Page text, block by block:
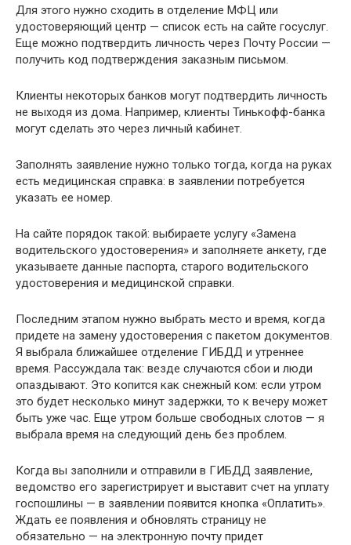
Для этого нужно сходить в отделение МФЦ или
удостоверяющий центр — список есть на сайте госуслуг.
Еще можно подтвердить личность через Почту России —
получить код подтверждения заказным письмом.
Клиенты некоторых банков могут подтвердить личность
не выходя из дома. Например, клиенты Тинькофф-банка
могут сделать это через личный кабинет.
Заполнять заявление нужно только тогда, когда на руках
есть медицинская справка: в заявлении потребуется
указать ее номер.
На сайте порядок такой: выбираете услугу «Замена
водительского удостоверения» и заполняете анкету, где
указываете данные паспорта, старого водительского
удостоверения и медицинской справки.
Последним этапом нужно выбрать место и время, когда
придете на замену удостоверения с пакетом документов.
Я выбрала ближайшее отделение ГИБДД и утреннее
время. Рассуждала так: везде случаются сбои и люди
опаздывают. Это копится как снежный ком: если утром
это будет несколько минут задержки, то к вечеру может
быть уже час. Еще утром больше свободных слотов — я
выбрала время на следующий день без проблем.
Когда вы заполнили и отправили в ГИБДД заявление,
ведомство его зарегистрирует и выставит счет на уплату
госпошлины — в заявлении появится кнопка «Оплатить».
Ждать ее появления и обновлять страницу не
обязательно — на электронную почту придет